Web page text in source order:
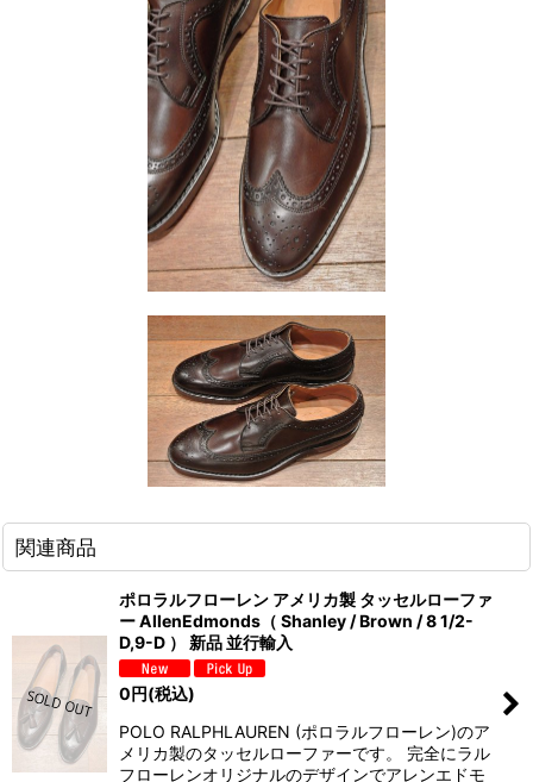
関連商品
ポロラルフローレン アメリカ製 タッセルローファ
ー AllenEdmonds（ Shanley / Brown / 8 1/2-
D,9-D ） 新品 並行輸入
0円(税込)
POLO RALPHLAUREN (ポロラルフローレン)のア
メリカ製のタッセルローファーです。 完全にラル
フローレンオリジナルのデザインでアレンエドモ